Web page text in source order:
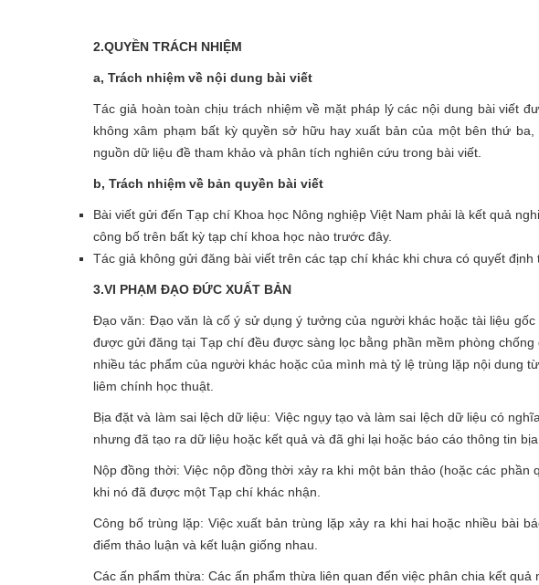
2.QUYỀN TRÁCH NHIỆM
a, Trách nhiệm về nội dung bài viết
Tác giả hoàn toàn chịu trách nhiệm về mặt pháp lý các nội dung bài viết
không xâm phạm bất kỳ quyền sở hữu hay xuất bản của một bên thứ
nguồn dữ liệu đề tham khảo và phân tích nghiên cứu trong bài viết.
b, Trách nhiệm về bản quyền bài viết
Bài viết gửi đến Tạp chí Khoa học Nông nghiệp Việt Nam phải là kết quả
công bố trên bất kỳ tạp chí khoa học nào trước đây.
Tác giả không gửi đăng bài viết trên các tạp chí khác khi chưa có quyết
3.VI PHẠM ĐẠO ĐỨC XUẤT BẢN
Đạo văn: Đạo văn là cố ý sử dụng ý tưởng của người khác hoặc tài liệu
được gửi đăng tại Tạp chí đều được sàng lọc bằng phần mềm phòng
nhiều tác phẩm của người khác hoặc của mình mà tỷ lệ trùng lặp nội dung
liêm chính học thuật.
Bịa đặt và làm sai lệch dữ liệu: Việc ngụy tạo và làm sai lệch dữ liệu có
nhưng đã tạo ra dữ liệu hoặc kết quả và đã ghi lại hoặc báo cáo thông tin
Nộp đồng thời: Việc nộp đồng thời xảy ra khi một bản thảo (hoặc các
khi nó đã được một Tạp chí khác nhận.
Công bố trùng lặp: Việc xuất bản trùng lặp xảy ra khi hai hoặc nhiều bài
điểm thảo luận và kết luận giống nhau.
Các ấn phẩm thừa: Các ấn phẩm thừa liên quan đến việc phân chia kết